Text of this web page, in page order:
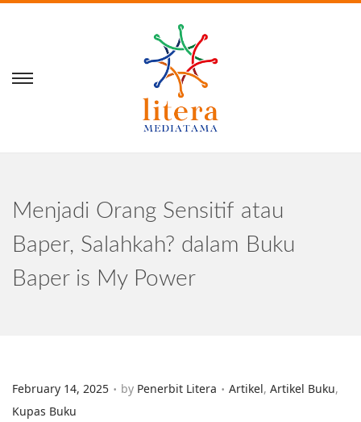
Menjadi Orang Sensitif atau
Baper, Salahkah? dalam Buku
Baper is My Power
Posted on
February 14, 2025 . by Penerbit Litera . Posted in
Artikel, Artikel Buku,
Kupas Buku